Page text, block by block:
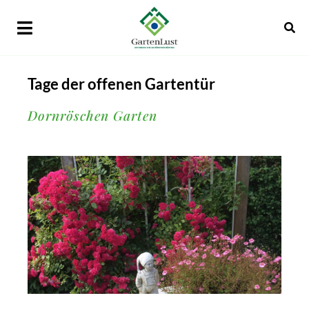
Tage der offenen Gartentür
Dornröschen Garten